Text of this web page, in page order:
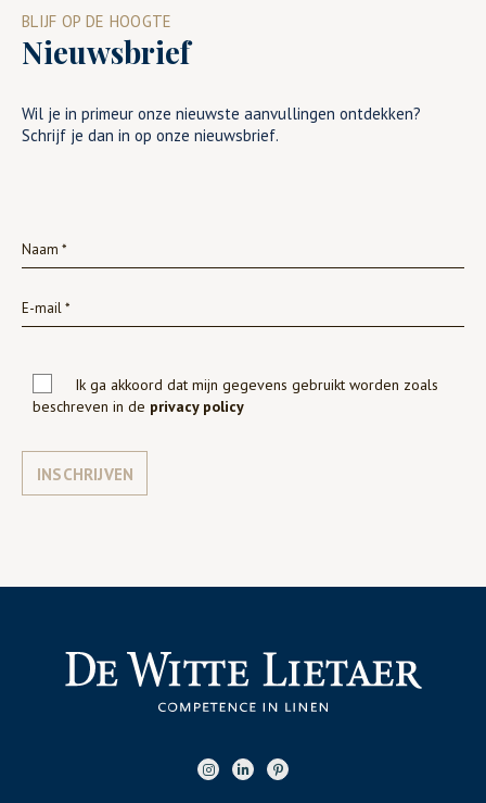
BLIJF OP DE HOOGTE
Nieuwsbrief
Wil je in primeur onze nieuwste aanvullingen ontdekken?
Schrijf je dan in op onze nieuwsbrief.
Ik ga akkoord dat mijn gegevens gebruikt worden zoals
beschreven in de privacy policy
INSCHRIJVEN